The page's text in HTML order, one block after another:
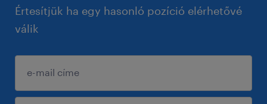
Értesítjük ha egy hasonló pozíció elérhetővé
válik